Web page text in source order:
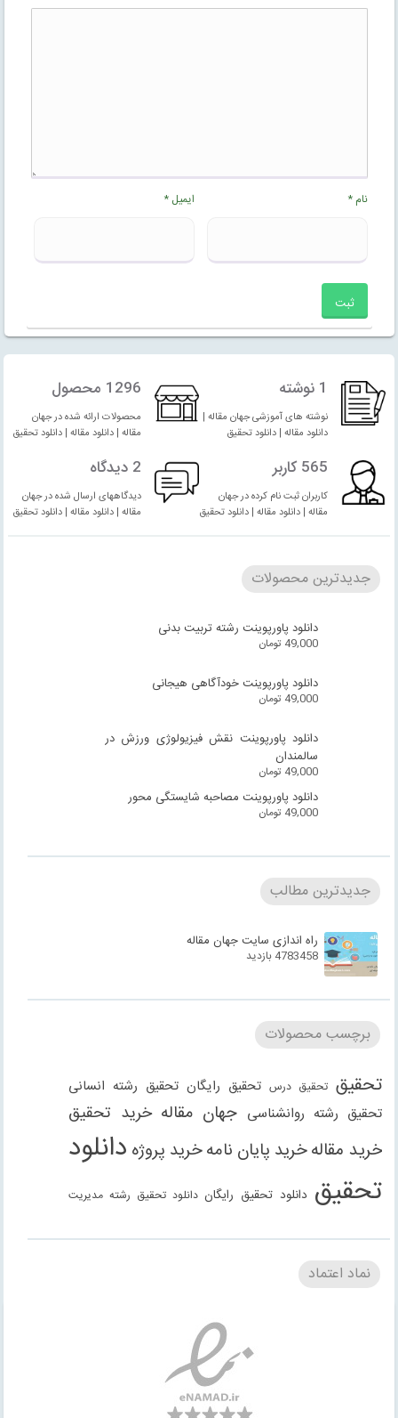
نام* ایمیل*
1 نوشته
نوشته های آموزشی جهان مقاله |
دانلود مقاله | دانلود تحقیق
1296 محصول
محصولات ارائه شده در جهان
مقاله | دانلود مقاله | دانلود تحقیق
565 کاربر
کاربران ثبت نام کرده در جهان
مقاله | دانلود مقاله | دانلود تحقیق
2 دیدگاه
دیدگاههای ارسال شده در جهان
مقاله | دانلود مقاله | دانلود تحقیق
جدیدترین محصولات
دانلود پاورپوینت رشته تربیت بدنی
49,000 تومان
دانلود پاورپوینت خودآگاهی هیجانی
49,000 تومان
دانلود پاورپوینت نقش فیزیولوژی ورزش در
سالمندان
49,000 تومان
دانلود پاورپوینت مصاحبه شایستگی محور
49,000 تومان
جدیدترین مطالب
راه اندازی سایت جهان مقاله
4783458 بازدید
برچسب محصولات
تحقیق تحقیق درس تحقیق رایگان تحقیق رشته انسانی
تحقیق رشته روانشناسی جهان مقاله خرید تحقیق
خرید مقالهخرید پایان نامهخرید پروژه دانلود
تحقیق دانلود تحقیق رایگان دانلود تحقیق رشته مدیریت
دانلود مقاله دانلود مقاله رایگان دانلود مقاله رشته
انسانی دانلود مقاله رشته علوم انسانی
دانلود پاورپوینت دانلود پروژه
دانلود گزارش کارآموزی
رشته علوم اجتماعی رشته علوم انسانی
مقاله حسابداریمقاله رایگان
نماد اعتماد